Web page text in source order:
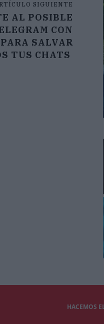
SIGUIENTE
AL POSIBLE
CON
SALVAR
TUS CHATS
HACEMOS